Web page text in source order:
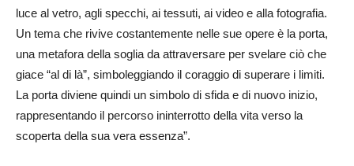
luce al vetro, agli specchi, ai tessuti, ai video e alla fotografia.
Un tema che rivive costantemente nelle sue opere è la porta,
una metafora della soglia da attraversare per svelare ciò che
giace “al di là”, simboleggiando il coraggio di superare i limiti.
La porta diviene quindi un simbolo di sfida e di nuovo inizio,
rappresentando il percorso ininterrotto della vita verso la
scoperta della sua vera essenza”.